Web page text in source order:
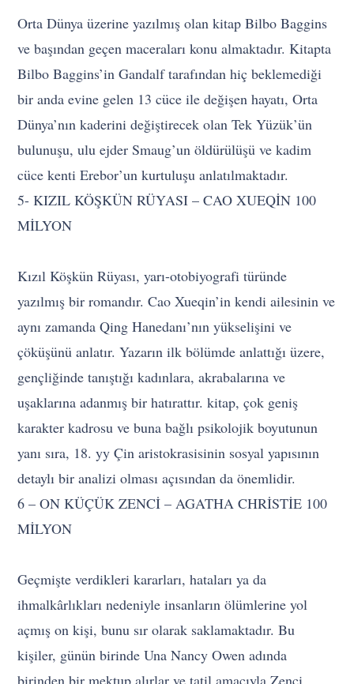
Orta Dünya üzerine yazılmış olan kitap Bilbo Baggins
ve başından geçen maceraları konu almaktadır. Kitapta
Bilbo Baggins’in Gandalf tarafından hiç beklemediği
bir anda evine gelen 13 cüce ile değişen hayatı, Orta
Dünya’nın kaderini değiştirecek olan Tek Yüzük’ün
bulunuşu, ulu ejder Smaug’un öldürülüşü ve kadim
cüce kenti Erebor’un kurtuluşu anlatılmaktadır.
5- KIZIL KÖŞKÜN RÜYASI – CAO XUEQİN 100
MİLYON
Kızıl Köşkün Rüyası, yarı-otobiyografi türünde
yazılmış bir romandır. Cao Xueqin’in kendi ailesinin ve
aynı zamanda Qing Hanedanı’nın yükselişini ve
çöküşünü anlatır. Yazarın ilk bölümde anlattığı üzere,
gençliğinde tanıştığı kadınlara, akrabalarına ve
uşaklarına adanmış bir hatırattır. kitap, çok geniş
karakter kadrosu ve buna bağlı psikolojik boyutunun
yanı sıra, 18. yy Çin aristokrasisinin sosyal yapısının
detaylı bir analizi olması açısından da önemlidir.
6 – ON KÜÇÜK ZENCİ – AGATHA CHRİSTİE 100
MİLYON
Geçmişte verdikleri kararları, hataları ya da
ihmalkârlıkları nedeniyle insanların ölümlerine yol
açmış on kişi, bunu sır olarak saklamaktadır. Bu
kişiler, günün birinde Una Nancy Owen adında
birinden bir mektup alırlar ve tatil amacıyla Zenci